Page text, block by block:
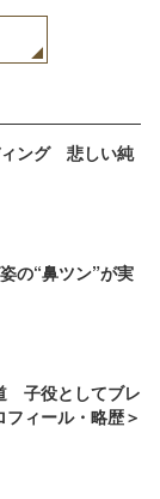
ィング 悲しい純
の“鼻ツン”が実
子役としてブレ
ィール・略歴＞